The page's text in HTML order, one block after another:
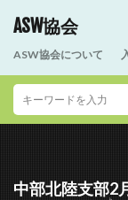
ASW協会
ASW協会について
中部北陸支部2